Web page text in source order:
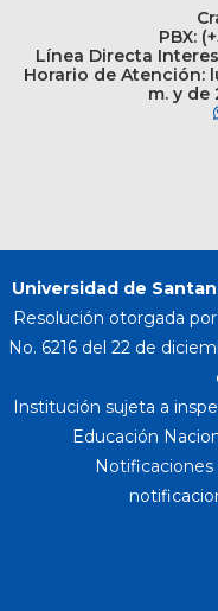
PBX:
Línea Directa
Horario de Atención:
m. y de
Universidad de
Resolución otorgada
No. 6216 del 22 de
Institución sujeta a
Educación
Notificaciones